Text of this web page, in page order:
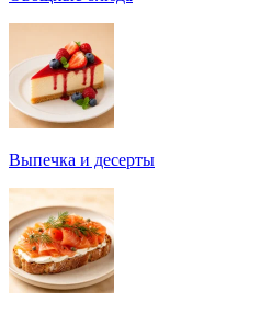
Выпечка и десерты